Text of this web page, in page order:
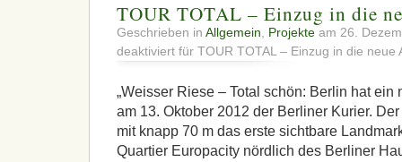
TOUR TOTAL – Einzug in die
Geschrieben in Allgemein Projekte am 26.
deaktiviert für TOUR TOTAL – Einzug in die neue
„Weisser Riese – Total schön: Berlin hat ein
am 13. Oktober 2012 der Berliner Kurier.
mit knapp 70 m das erste sichtbare
Quartier Europacity nördlich des Berliner